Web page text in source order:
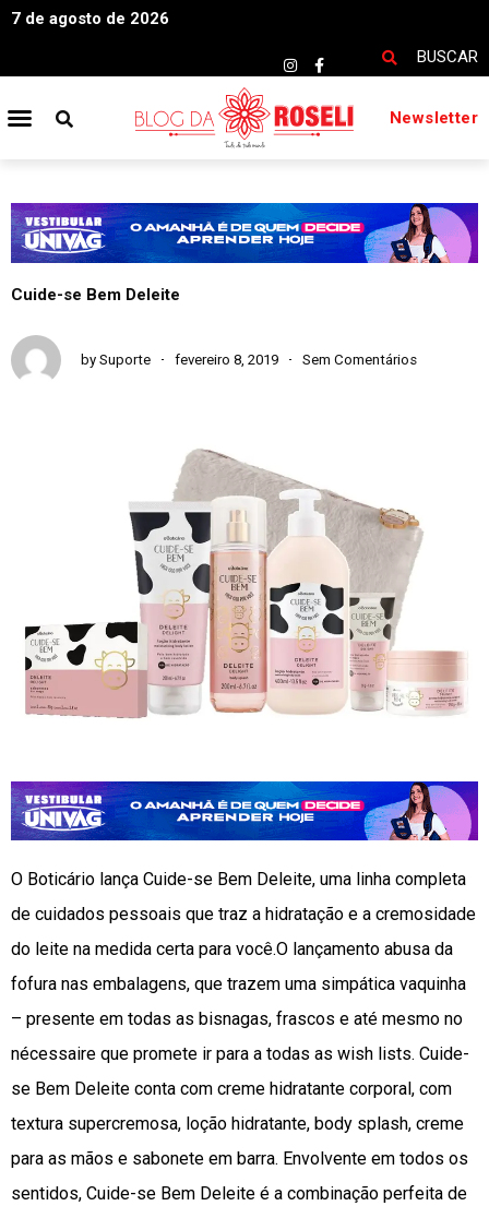
7 de agosto de 2026
BUSCAR
Newsletter
Cuide-se Bem Deleite
by Suporte fevereiro 8, 2019 Sem Comentários
O Boticário lança Cuide-se Bem Deleite, uma linha completa
de cuidados pessoais que traz a hidratação e a cremosidade
do leite na medida certa para você.O lançamento abusa da
fofura nas embalagens, que trazem uma simpática vaquinha
– presente em todas as bisnagas, frascos e até mesmo no
nécessaire que promete ir para a todas as wish lists. Cuide-
se Bem Deleite conta com creme hidratante corporal, com
textura supercremosa, loção hidratante, body splash, creme
para as mãos e sabonete em barra. Envolvente em todos os
sentidos, Cuide-se Bem Deleite é a combinação perfeita de